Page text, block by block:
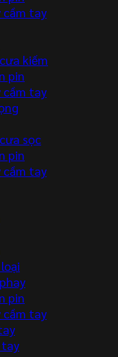
cầm tay
kiếm
pin
cầm tay
sọc
pin
cầm tay
pin
cầm tay
tay